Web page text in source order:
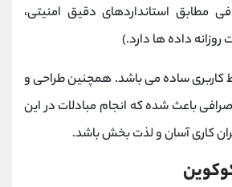
مطابق استانداردهای دقیق امنیتی،
روزانه داده ها دارد.)
کاربری ساده می باشد. همچنین طراحی و
باعث شده که انجام مبادلات در این
کاری آسان و لذت بخش باشد.